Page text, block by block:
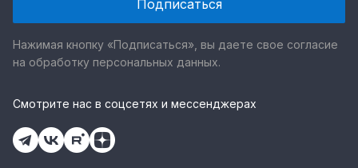
Нажимая кнопку «Подписаться», вы даете свое согласие
на обработку персональных данных.
Смотрите нас в соцсетях и мессенджерах